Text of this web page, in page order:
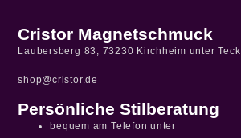
Cristor Magnetschmuck
Laubersberg 83, 73230 Kirchheim unter Teck
shop@cristor.de
Persönliche Stilberatung
bequem am Telefon unter